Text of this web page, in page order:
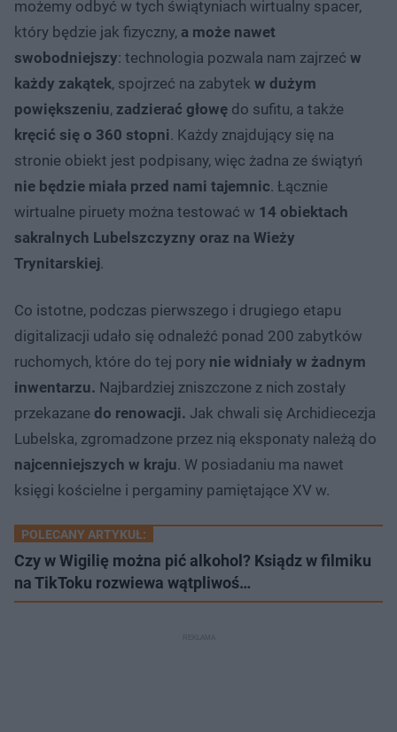
możemy odbyć w tych świątyniach wirtualny spacer,
który będzie jak fizyczny, a może nawet
swobodniejszy: technologia pozwala nam zajrzeć w
każdy zakątek, spojrzeć na zabytek w dużym
powiększeniu, zadzierać głowę do sufitu, a także
kręcić się o 360 stopni. Każdy znajdujący się na
stronie obiekt jest podpisany, więc żadna ze świątyń
nie będzie miała przed nami tajemnic. Łącznie
wirtualne piruety można testować w 14 obiektach
sakralnych Lubelszczyzny oraz na Wieży
Trynitarskiej.
Co istotne, podczas pierwszego i drugiego etapu
digitalizacji udało się odnaleźć ponad 200 zabytków
ruchomych, które do tej pory nie widniały w żadnym
inwentarzu. Najbardziej zniszczone z nich zostały
przekazane do renowacji. Jak chwali się Archidiecezja
Lubelska, zgromadzone przez nią eksponaty należą do
najcenniejszych w kraju. W posiadaniu ma nawet
księgi kościelne i pergaminy pamiętające XV w.
POLECANY ARTYKUŁ:
Czy w Wigilię można pić alkohol? Ksiądz w filmiku
na TikToku rozwiewa wątpliwoś…